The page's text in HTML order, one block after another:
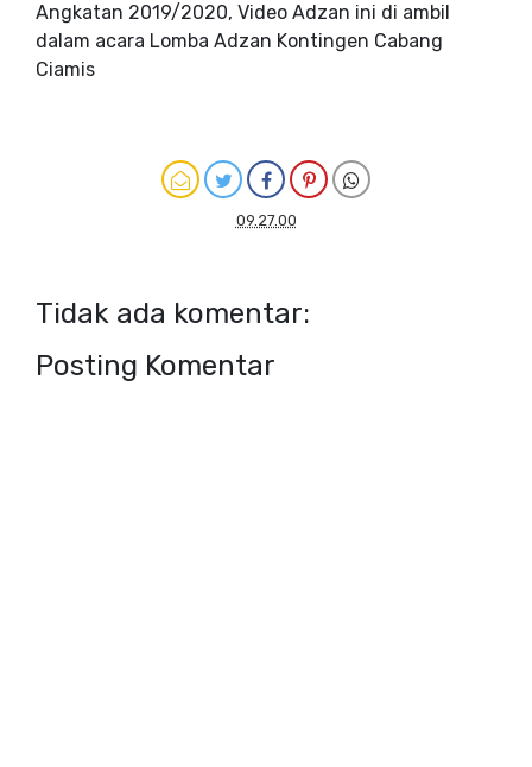
Angkatan 2019/2020, Video Adzan ini di ambil
dalam acara Lomba Adzan Kontingen Cabang
Ciamis
09.27.00
Tidak ada komentar:
Posting Komentar